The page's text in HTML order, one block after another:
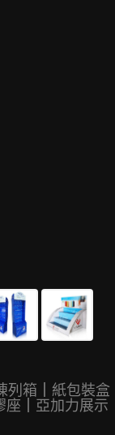
列箱
紙包裝盒
座
亞加力展示